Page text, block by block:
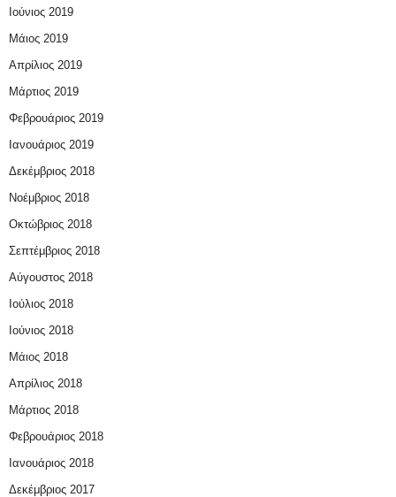
Ιούνιος 2019
Μάιος 2019
Απρίλιος 2019
Μάρτιος 2019
Φεβρουάριος 2019
Ιανουάριος 2019
Δεκέμβριος 2018
Νοέμβριος 2018
Οκτώβριος 2018
Σεπτέμβριος 2018
Αύγουστος 2018
Ιούλιος 2018
Ιούνιος 2018
Μάιος 2018
Απρίλιος 2018
Μάρτιος 2018
Φεβρουάριος 2018
Ιανουάριος 2018
Δεκέμβριος 2017